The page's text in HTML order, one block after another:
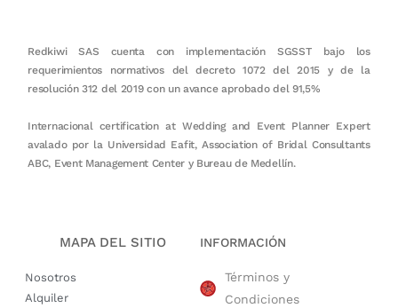
Redkiwi SAS cuenta con implementación SGSST bajo los
requerimientos normativos del decreto 1072 del 2015 y de la
resolución 312 del 2019 con un avance aprobado del 91,5%
Internacional certification at Wedding and Event Planner Expert
avalado por la Universidad Eafit, Association of Bridal Consultants
ABC, Event Management Center y Bureau de Medellín.
MAPA DEL SITIO
Nosotros
Alquiler
INFORMACIÓN
Términos y
Condiciones